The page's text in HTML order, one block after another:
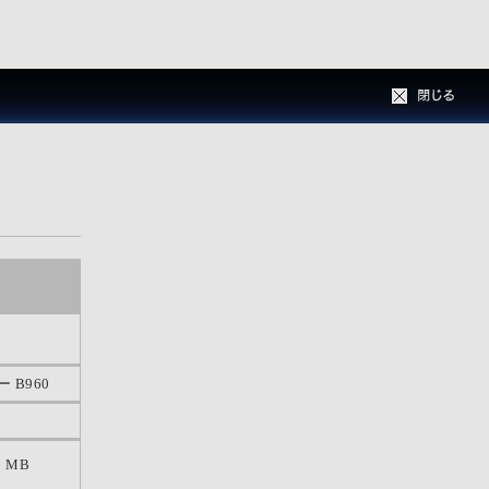
B960
MB